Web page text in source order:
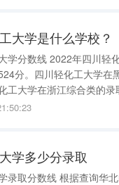
大学是什么学校？
物理类的录取分数线为499分；历史类的录
分。四川轻化工大学在
浙江综合类的录取分数线为525分。 李白
区汇兴路519号 宜宾校区（教学
学多少分录取
网显示：华北电力大学2023年面向各省的录取